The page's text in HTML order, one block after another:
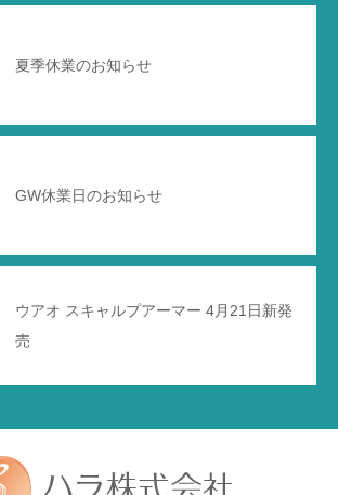
夏季休業のお知らせ
GW休業日のお知らせ
ウアオ スキャルプアーマー 4月21日新発
売